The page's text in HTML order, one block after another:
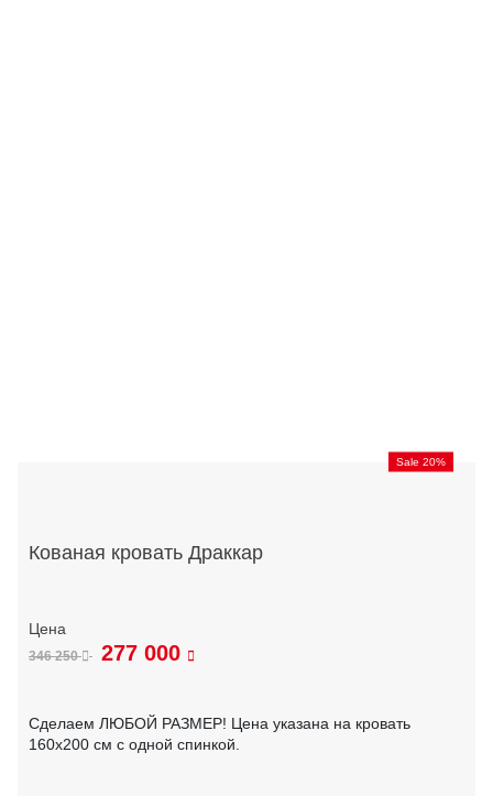
Sale 20%
Кованая кровать Драккар
346 250 277 000
Сделаем ЛЮБОЙ РАЗМЕР! Цена указана на кровать
160х200 см с одной спинкой.